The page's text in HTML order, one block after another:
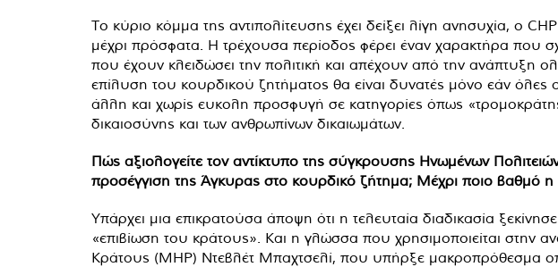
Το κύριο κόμμα της αντιπολίτευσης έχει δείξει λίγη ανησυχία, ο
μέχρι πρόσφατα. Η τρέχουσα περίοδος φέρει έναν χαρακτήρα που
που έχουν κλειδώσει την πολιτική και απέχουν από την ανάπτυξη
επίλυση του κουρδικού ζητήματος θα είναι δυνατές μόνο εάν
άλλη και χωρίς ευκολη προσφυγή σε κατηγορίες όπως
δικαιοσύνης και των ανθρωπίνων δικαιωμάτων.
Πώς αξιολογείτε τον αντίκτυπο της σύγκρουσης Ηνωμένων
προσέγγιση της Άγκυρας στο κουρδικό ζήτημα; Μέχρι ποιο βαθμό η
Υπάρχει μια επικρατούσα άποψη ότι η τελευταία διαδικασία
«επιβίωση του κράτους». Και η γλώσσα που χρησιμοποιείται στην
Κράτους (MHP) Ντεβλέτ Μπαχτσελί, που υπήρξε μακροπρόθεσμα